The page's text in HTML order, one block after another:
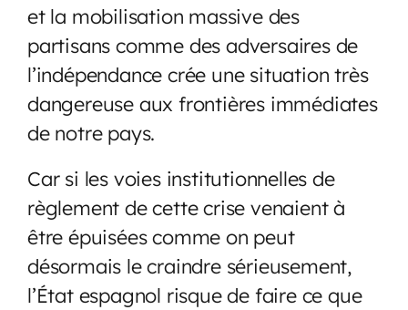
et la mobilisation massive des
partisans comme des adversaires de
l’indépendance crée une situation très
dangereuse aux frontières immédiates
de notre pays.
Car si les voies institutionnelles de
règlement de cette crise venaient à
être épuisées comme on peut
désormais le craindre sérieusement,
l’État espagnol risque de faire ce que